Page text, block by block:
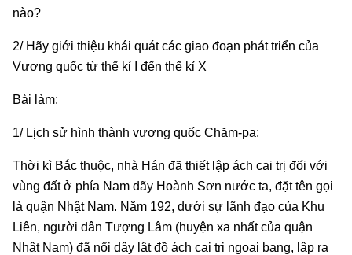
nào?
2/ Hãy giới thiệu khái quát các giao đoạn phát triển của
Vương quốc từ thế kỉ I đến thế kỉ X
Bài làm:
1/ Lịch sử hình thành vương quốc Chăm-pa:
Thời kì Bắc thuộc, nhà Hán đã thiết lập ách cai trị đối với
vùng đất ở phía Nam dãy Hoành Sơn nước ta, đặt tên gọi
là quận Nhật Nam. Năm 192, dưới sự lãnh đạo của Khu
Liên, người dân Tượng Lâm (huyện xa nhất của quận
Nhật Nam) đã nổi dậy lật đồ ách cai trị ngoại bang, lập ra